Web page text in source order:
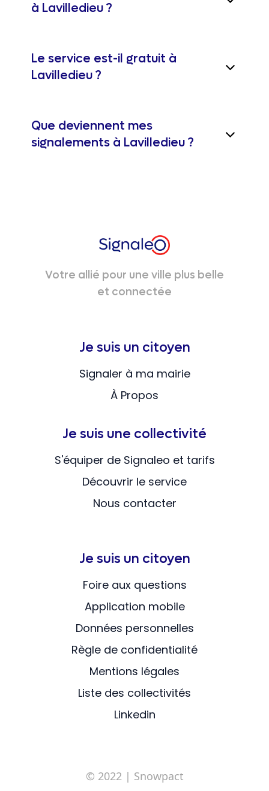
à Lavilledieu ?
Le service est-il gratuit à
Lavilledieu ?
Que deviennent mes
signalements à Lavilledieu ?
Votre allié pour une ville plus belle
et connectée
Je suis un citoyen
Signaler à ma mairie
À Propos
Je suis une collectivité
S'équiper de Signaleo et tarifs
Découvrir le service
Nous contacter
Je suis un citoyen
Foire aux questions
Application mobile
Données personnelles
Règle de confidentialité
Mentions légales
Liste des collectivités
Linkedin
© 2022 | Snowpact